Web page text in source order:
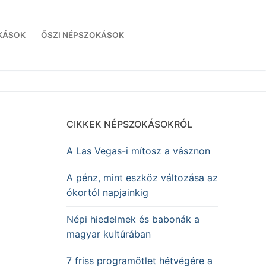
ŐSZI NÉPSZOKÁSOK
CIKKEK NÉPSZOKÁSOKRÓL
A Las Vegas-i mítosz a vásznon
A pénz, mint eszköz változása az
ókortól napjainkig
Népi hiedelmek és babonák a
magyar kultúrában
7 friss programötlet hétvégére a